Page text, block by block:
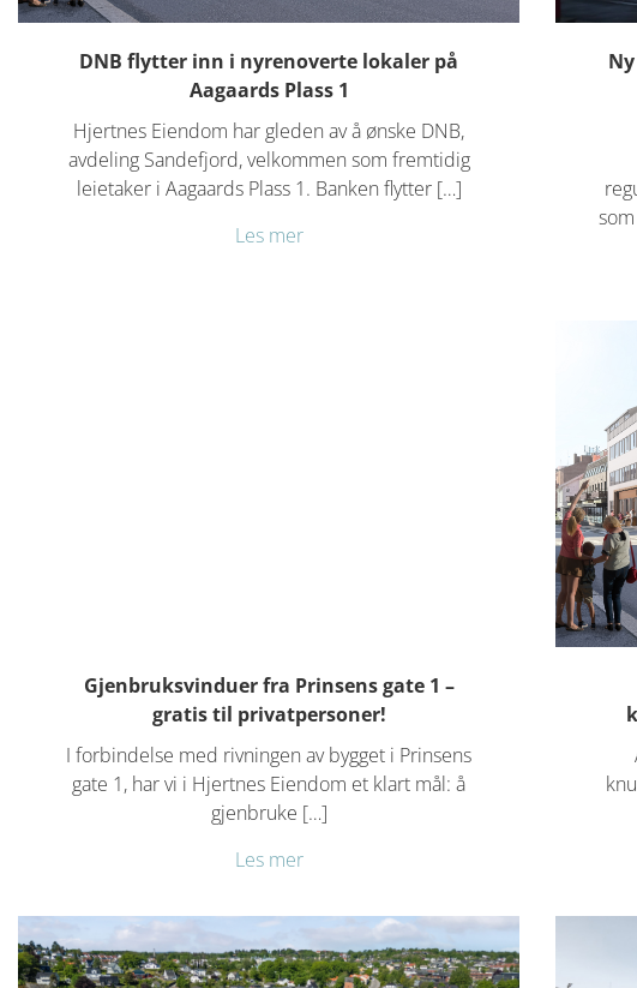
DNB flytter inn i nyrenoverte lokaler på
Aagaards Plass 1
Hjertnes Eiendom har gleden av å ønske DNB,
avdeling Sandefjord, velkommen som fremtidig
leietaker i Aagaards Plass 1. Banken flytter […]
Les mer
Gjenbruksvinduer fra Prinsens gate 1 –
gratis til privatpersoner!
I forbindelse med rivningen av bygget i Prinsens
gate 1, har vi i Hjertnes Eiendom et klart mål: å
gjenbruke […]
Les mer